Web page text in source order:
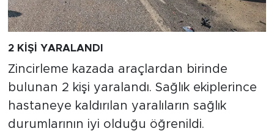
2 KİŞİ YARALANDI
Zincirleme kazada araçlardan birinde
bulunan 2 kişi yaralandı. Sağlık ekiplerince
hastaneye kaldırılan yaralıların sağlık
durumlarının iyi olduğu öğrenildi.